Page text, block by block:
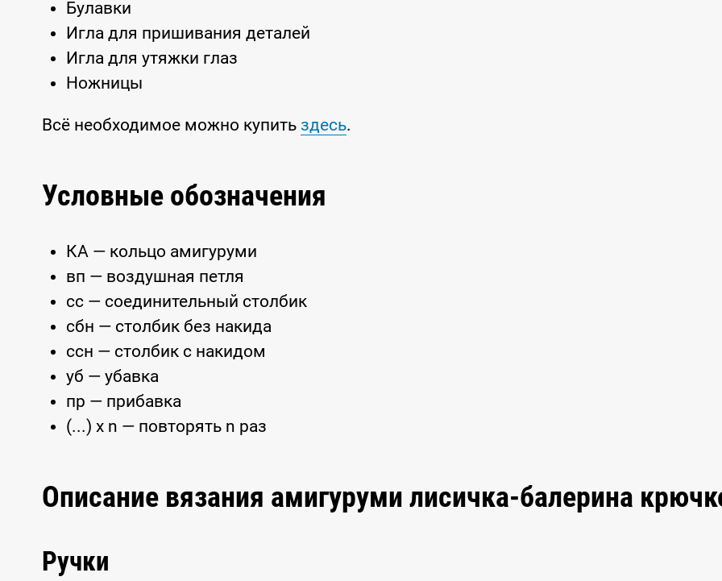
Булавки
Игла для пришивания деталей
Игла для утяжки глаз
Ножницы
Всё необходимое можно купить здесь.
Условные обозначения
КА — кольцо амигуруми
вп — воздушная петля
сс — соединительный столбик
сбн — столбик без накида
ссн — столбик с накидом
уб — убавка
пр — прибавка
(...) x n — повторять n раз
Описание вязания амигуруми лисичка-балерина
Ручки